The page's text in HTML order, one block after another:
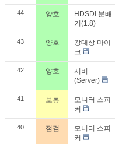
44 양호
HDSDI 분배
기(1:8)
43 양호
강대상 마이
크
42 양호
서버
(Server)
41 보통
모니터 스피
커
40 점검
모니터 스피
커